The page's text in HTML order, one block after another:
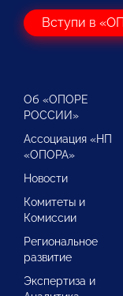
Вступи в
Об «ОПОРЕ
РОССИИ»
Ассоциация «НП
«ОПОРА»
Новости
Комитеты и
Комиссии
Региональное
развитие
Экспертиза и